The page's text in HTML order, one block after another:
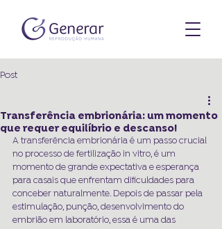
Post
Transferência embrionária: um momento
que requer equilíbrio e descanso!
A transferência embrionária é um passo crucial
no processo de fertilização in vitro, é um
momento de grande expectativa e esperança
para casais que enfrentam dificuldades para
conceber naturalmente. Depois de passar pela
estimulação, punção, desenvolvimento do
embrião em laboratório, essa é uma das